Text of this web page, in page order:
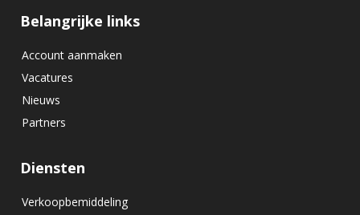
Belangrijke links
Account aanmaken
Vacatures
Nieuws
Partners
Diensten
Verkoopbemiddeling